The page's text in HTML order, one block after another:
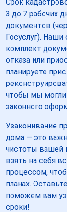
Срок
3 до 7 рабочих
документов
Госуслуг).
комплект
отказа или
планируете
чтобы мы могли
законного
Узаконивание
дома — это
чистоты вашей
взять на себя
процессом,
планах.
поможем вам
сроки!